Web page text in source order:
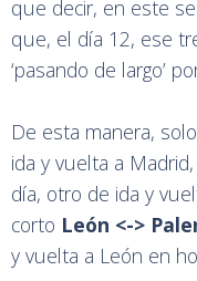
que decir, en este
que, el día 12, ese
‘pasando de largo’
De esta manera,
ida y vuelta a
día, otro de ida y
corto León <->
y vuelta a León en